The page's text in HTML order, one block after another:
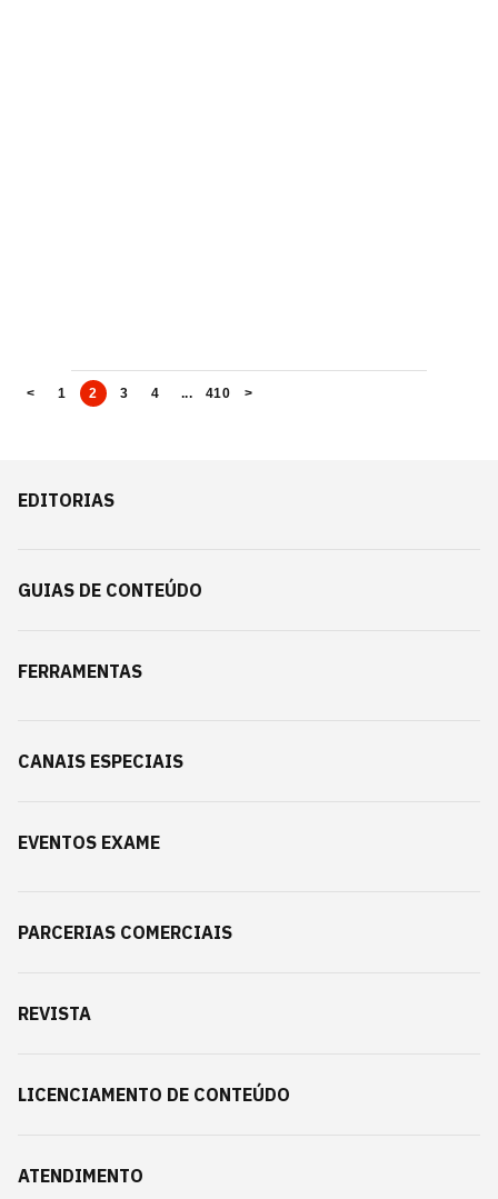
< 1 2 3 4 ... 410 >
EDITORIAS
GUIAS DE CONTEÚDO
FERRAMENTAS
CANAIS ESPECIAIS
EVENTOS EXAME
PARCERIAS COMERCIAIS
REVISTA
LICENCIAMENTO DE CONTEÚDO
ATENDIMENTO